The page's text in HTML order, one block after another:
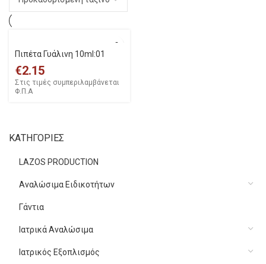
ΚΑΤΗΓΟΡΙΕΣ
LAZOS PRODUCTION
Αναλώσιμα Ειδικοτήτων
Γάντια
Ιατρικά Αναλώσιμα
Ιατρικός Εξοπλισμός
Πιπέτα Γυάλινη 10ml:01
€2.15
Στις τιμές συμπεριλαμβάνεται
Φ.Π.Α